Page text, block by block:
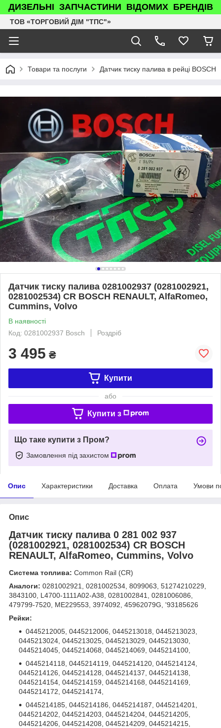
ДИЗЕЛЬНІ ЗАПЧАСТИНИ ВІДОМИХ БРЕНДІВ
ТОВ «ТОРГОВИЙ ДІМ "ТПС"»
Товари та послуги Датчик тиску палива в рейці BOSCH
Датчик тиску палива 0281002937 (0281002921,
0281002534) СR BOSCH RENAULT, AlfaRomeo,
Cummins, Volvo
В наявності
Код: 0281002937 Bosch
Роздріб
3 495 ₴
Купити
або
Купити з
Що таке купити з Пром?
Замовлення під захистом
Опис Характеристики Доставка Оплата Умови
Опис
Датчик тиску палива 0 281 002 937
(0281002921, 0281002534) СR BOSCH
RENAULT, AlfaRomeo, Cummins, Volvo
Система топлива: Common Rail (СR)
Аналоги: 0281002921, 0281002534, 8099063, 51274210229,
3843100, L4700-1111A02-A38, 0281002841, 0281006086,
479799-7520, ME229553, 3974092, 45962079G, '93185626
Рейки:
0445212005, 0445212006, 0445213018, 0445213023,
0445213024, 0445213025, 0445213029, 0445213030,
0445214045, 0445214068, 0445214069, 0445214100,
0445214118, 0445214119, 0445214120, 0445214124,
0445214126, 0445214128, 0445214137, 0445214138,
0445214154, 0445214159, 0445214168, 0445214169,
0445214172, 0445214174,
0445214185, 0445214186, 0445214187, 0445214201,
0445214202, 0445214203, 0445214204, 0445214205,
0445214206, 0445214208, 0445214209, 0445214215,